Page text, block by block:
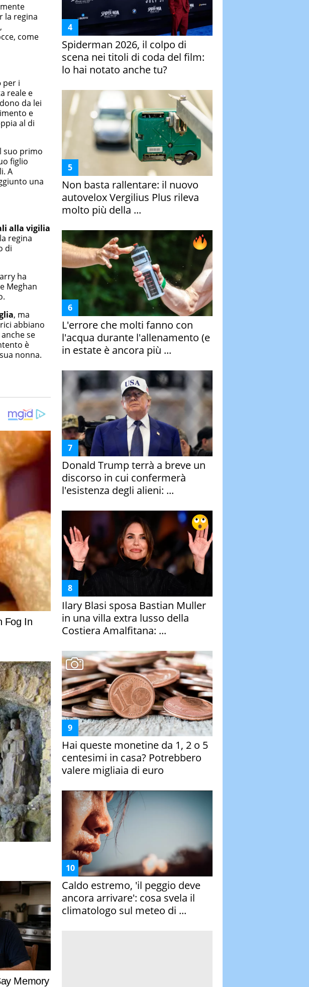
la regina
come
per i
reale e
da lei
e
al di
suo primo
figlio
A
una
alla vigilia
regina
di
ha
Meghan
, ma
abbiano
se
è
nonna.
Spiderman 2026, il colpo di
scena nei titoli di coda del film:
lo hai notato anche tu?
Non basta rallentare: il nuovo
autovelox Vergilius Plus rileva
molto più della ...
L'errore che molti fanno con
l'acqua durante l'allenamento (e
in estate è ancora più ...
Donald Trump terrà a breve un
discorso in cui confermerà
l'esistenza degli alieni: ...
Ilary Blasi sposa Bastian Muller
in una villa extra lusso della
Costiera Amalfitana: ...
Hai queste monetine da 1, 2 o 5
centesimi in casa? Potrebbero
valere migliaia di euro
Caldo estremo, 'il peggio deve
ancora arrivare': cosa svela il
climatologo sul meteo di ...